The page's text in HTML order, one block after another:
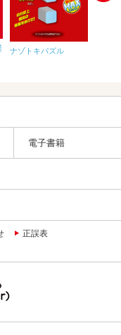
ナゾトキパズル
電子書籍
正誤表